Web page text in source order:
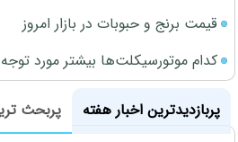
قیمت برنج و حبوبات در بازار امروز
کدام موتورسیکلت‌ها بیشتر مورد
پربازدیدترین اخبار هفته
پربحث